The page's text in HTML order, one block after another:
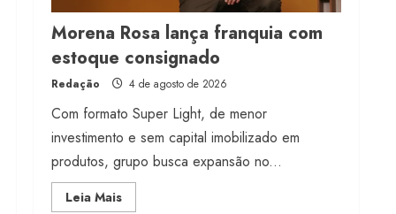
Morena Rosa lança franquia com
estoque consignado
Redação 4 de agosto de 2026
Com formato Super Light, de menor
investimento e sem capital imobilizado em
produtos, grupo busca expansão no...
Leia MaisRead
more